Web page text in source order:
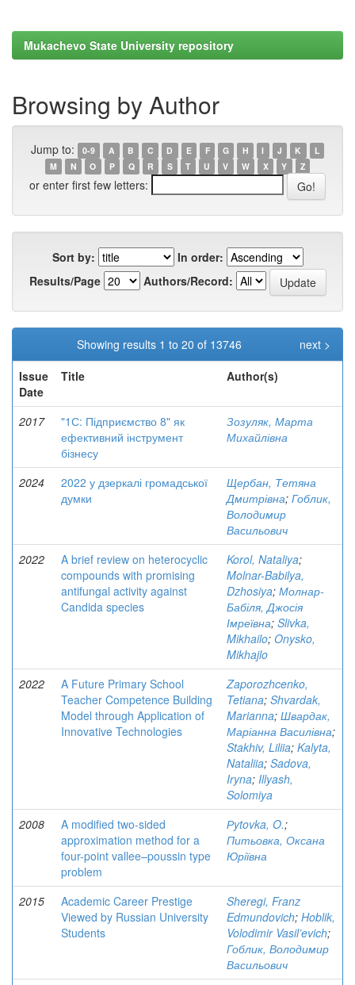
Mukachevo State University repository
Browsing by Author
Jump to: 0-9 A B C D E F G H I J K
L
M
N O P Q R S T U V W X Y Z
or enter first few letters:
Sort by:
In order:
Results/Page
Authors/Record:
Showing results 1 to 20 of 13746
next >
Issue
Date
Title Author(s)
2017
"1С: Підприємство 8" як
ефективний інструмент
бізнесу
Зозуляк, Марта
Михайлівна
2024
2022 у дзеркалі громадської
думки
Щербан, Тетяна
Дмитрівна; Гоблик,
Володимир
Васильович
2022
A brief review on heterocyclic
compounds with promising
antifungal activity against
Candida species
Korol, Nataliya;
Molnar-Babilya,
Dzhosiya; Молнар-
Бабіля, Джосія
Імреївна; Slivka,
Mikhailo; Onysko,
Mikhajlo
2022
A Future Primary School
Teacher Competence Building
Model through Application of
Innovative Technologies
Zaporozhcenko,
Tetiana; Shvardak,
Marianna; Швардак,
Маріанна Василівна;
Stakhiv, Liliia; Kalyta,
Nataliia; Sadova,
Iryna; Illyash,
Solomiya
2008
A modified two-sided
approximation method for a
four-point vallee–poussin type
problem
Рytovka, O.;
Питьовка, Оксана
Юріївна
2015
Academic Career Prestige
Viewed by Russian University
Students
Sheregi, Franz
Edmundovich; Hoblik,
Volodimir Vasil’evich;
Гоблик, Володимир
Васильович